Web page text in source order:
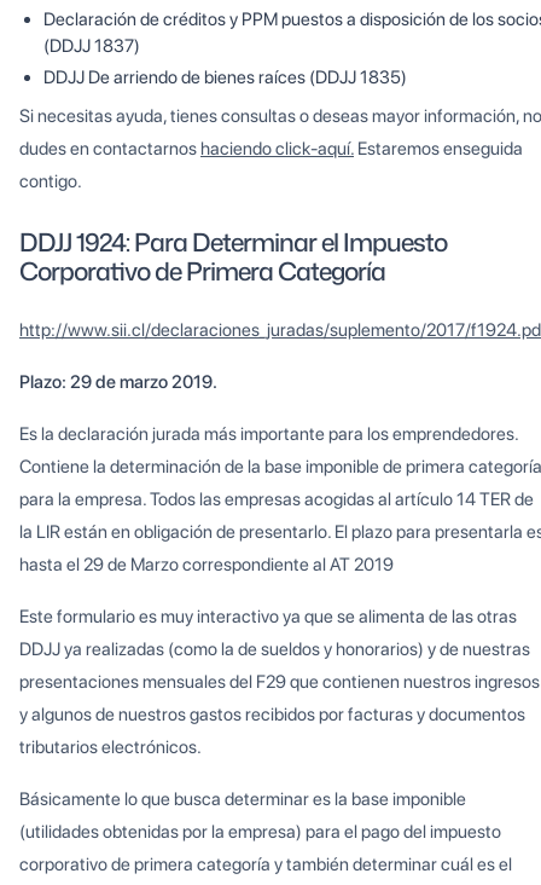
Declaración de créditos y PPM puestos a disposición de los
(DDJJ 1837)
DDJJ De arriendo de bienes raíces (DDJJ 1835)
Si necesitas ayuda, tienes consultas o deseas mayor información, no
dudes en contactarnos haciendo click-aquí. Estaremos enseguida
contigo.
DDJJ 1924: Para Determinar el Impuesto
Corporativo de Primera Categoría
http://www.sii.cl/declaraciones_juradas/suplemento/2017/
Plazo: 29 de marzo 2019.
Es la declaración jurada más importante para los emprendedores.
Contiene la determinación de la base imponible de primera categoría
para la empresa. Todos las empresas acogidas al artículo 14 TER de
la LIR están en obligación de presentarlo. El plazo para presentarla
hasta el 29 de Marzo correspondiente al AT 2019
Este formulario es muy interactivo ya que se alimenta de las otras
DDJJ ya realizadas (como la de sueldos y honorarios) y de nuestras
presentaciones mensuales del F29 que contienen nuestros ingresos
y algunos de nuestros gastos recibidos por facturas y documentos
tributarios electrónicos.
Básicamente lo que busca determinar es la base imponible
(utilidades obtenidas por la empresa) para el pago del impuesto
corporativo de primera categoría y también determinar cuál es el